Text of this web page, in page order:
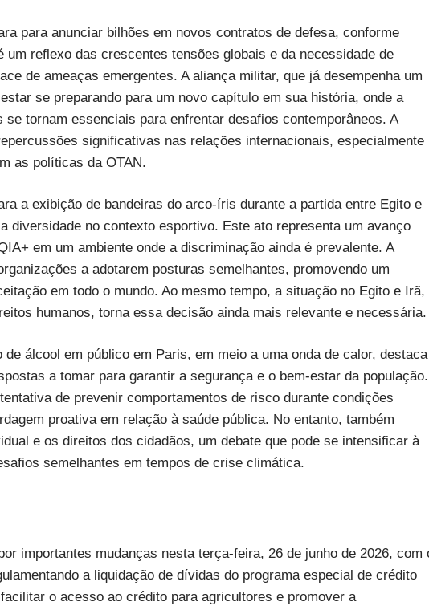
para anunciar bilhões em novos contratos de defesa, conforme
um reflexo das crescentes tensões globais e da necessidade de
de ameaças emergentes. A aliança militar, que já desempenha um
se preparando para um novo capítulo em sua história, onde a
tornam essenciais para enfrentar desafios contemporâneos. A
significativas nas relações internacionais, especialmente
as políticas da OTAN.
a exibição de bandeiras do arco-íris durante a partida entre Egito e
diversidade no contexto esportivo. Este ato representa um avanço
em um ambiente onde a discriminação ainda é prevalente. A
a adotarem posturas semelhantes, promovendo um
em todo o mundo. Ao mesmo tempo, a situação no Egito e Irã,
humanos, torna essa decisão ainda mais relevante e necessária.
álcool em público em Paris, em meio a uma onda de calor, destaca
a tomar para garantir a segurança e o bem-estar da população.
de prevenir comportamentos de risco durante condições
proativa em relação à saúde pública. No entanto, também
e os direitos dos cidadãos, um debate que pode se intensificar à
semelhantes em tempos de crise climática.
importantes mudanças nesta terça-feira, 26 de junho de 2026, com
a liquidação de dívidas do programa especial de crédito
o acesso ao crédito para agricultores e promover a